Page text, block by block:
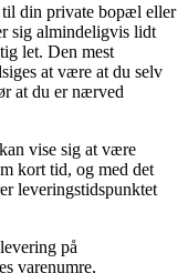
din private bopæl eller
sig almindeligvis lidt
let. Den mest
at være at du selv
at du er nærved
vise sig at være
kort tid, og med det
leveringstidspunktet
på
varenumre,